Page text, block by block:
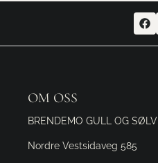
OM OSS
BRENDEMO GULL OG SØLV
Nordre Vestsidaveg 585